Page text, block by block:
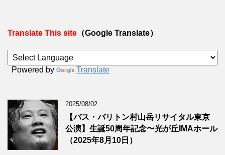
Translate This site （Google Translate）
Powered by Translate
2025/08/02
【バス・バリトン村山岳リサイタル東京
公演】生誕50周年記念〜光が丘IMAホール
（2025年8月10日）